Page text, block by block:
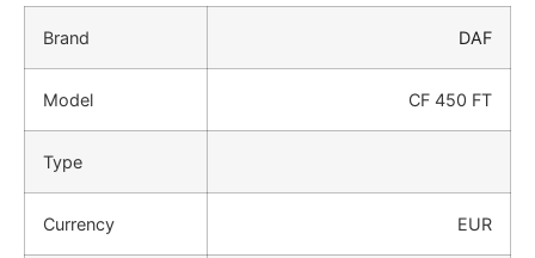
Brand DAF
Model CF 450 FT
Type
Currency EUR